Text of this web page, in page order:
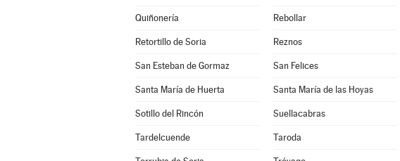
Quiñonería Rebollar
Retortillo de Soria Reznos
San Esteban de Gormaz San Felices
Santa María de Huerta Santa María de las Hoyas
Sotillo del Rincón Suellacabras
Tardelcuende Taroda